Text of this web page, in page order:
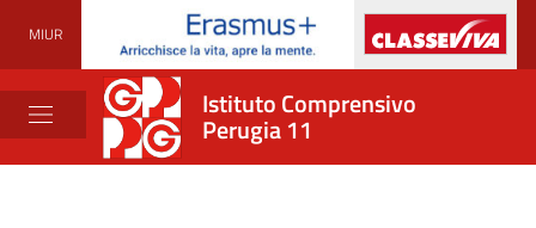
MIUR
Istituto Comprensivo
Perugia 11